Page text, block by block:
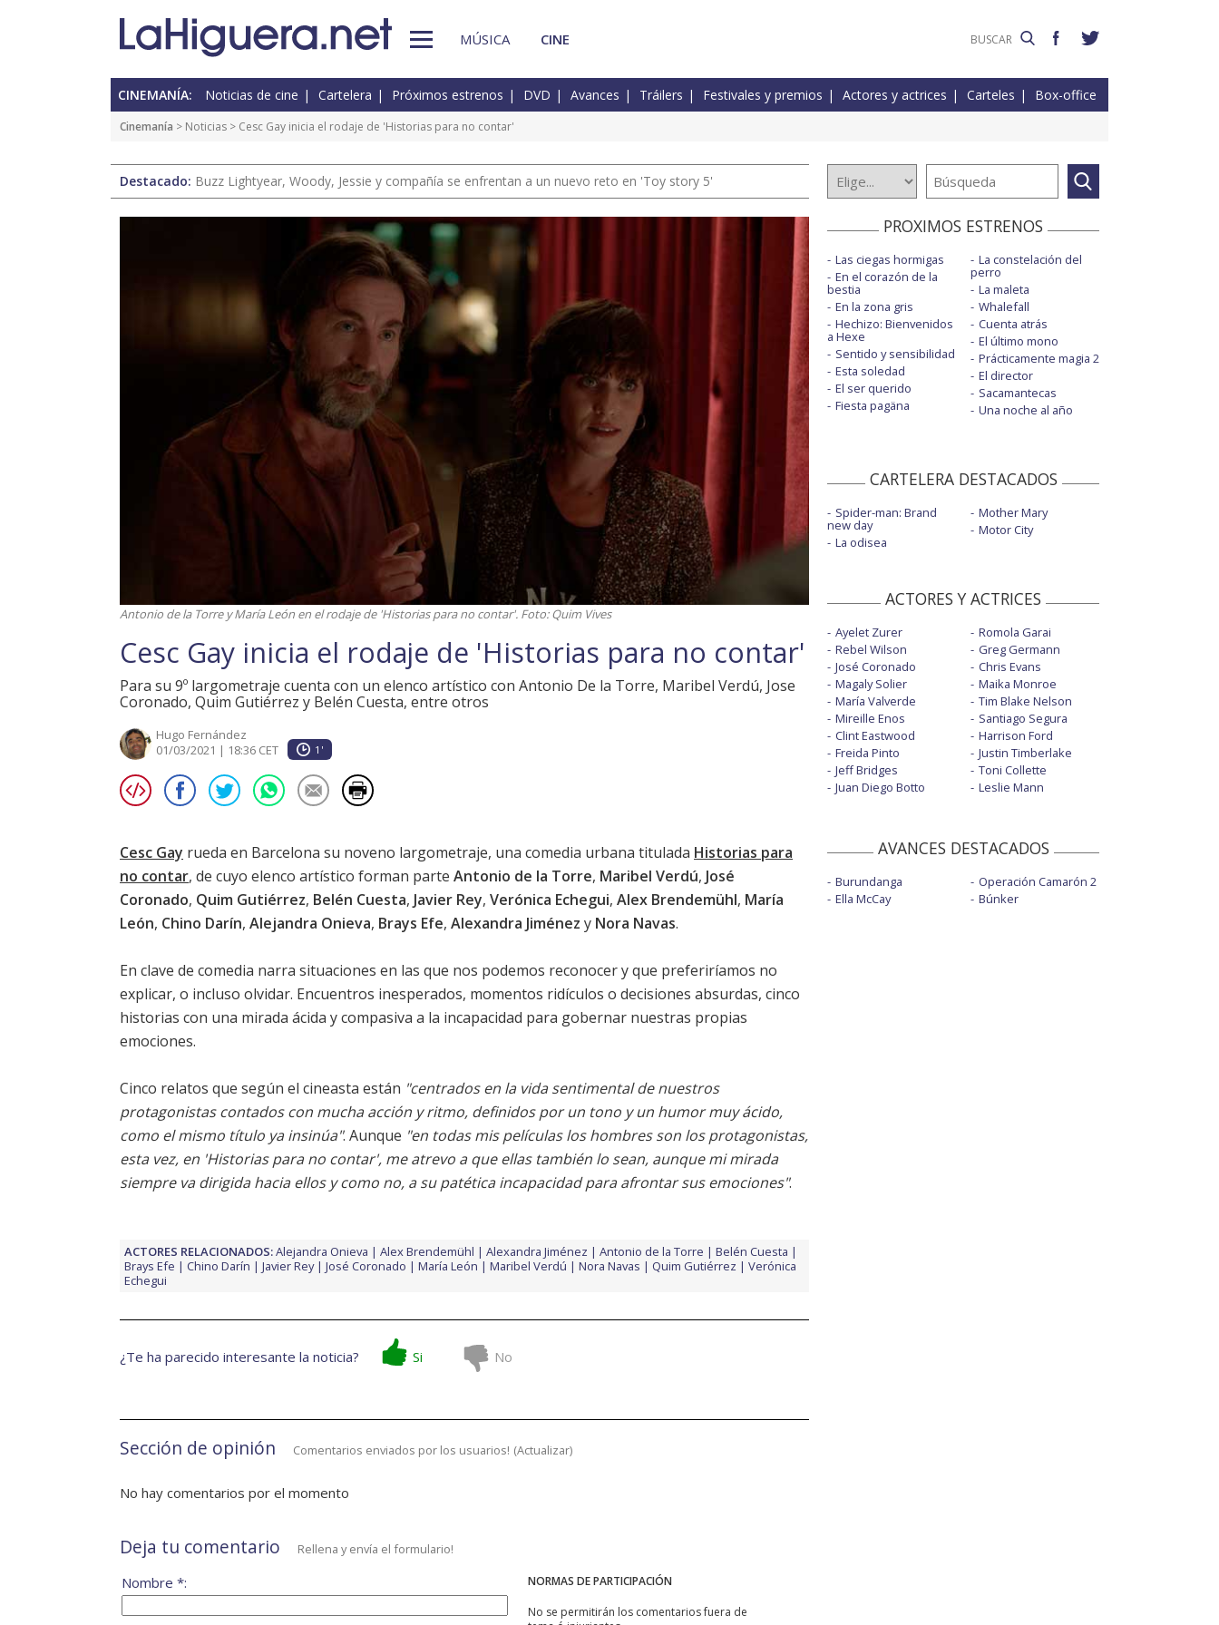
MÚSICA CINE
CINEMANÍA: Noticias de cine Cartelera Próximos estrenos DVD Avances Tráilers Festivales y premios Actores y actrices Carteles Box-office
Cinemanía > Noticias > Cesc Gay inicia el rodaje de 'Historias para no contar'
Destacado: Buzz Lightyear, Woody, Jessie y compañía se enfrentan a un nuevo reto en 'Toy story 5'
Antonio de la Torre y María León en el rodaje de 'Historias para no contar'. Foto: Quim Vives
Cesc Gay inicia el rodaje de 'Historias para no contar'
Para su 9º largometraje cuenta con un elenco artístico con Antonio De la Torre, Maribel Verdú, Jose
Coronado, Quim Gutiérrez y Belén Cuesta, entre otros
Hugo Fernández
01/03/2021 | 18:36 CET
1'
Cesc Gay rueda en Barcelona su noveno largometraje, una comedia urbana titulada Historias para
no contar, de cuyo elenco artístico forman parte Antonio de la Torre, Maribel Verdú, José
Coronado, Quim Gutiérrez, Belén Cuesta, Javier Rey, Verónica Echegui, Alex Brendemühl, María
León, Chino Darín, Alejandra Onieva, Brays Efe, Alexandra Jiménez y Nora Navas.
En clave de comedia narra situaciones en las que nos podemos reconocer y que preferiríamos no
explicar, o incluso olvidar. Encuentros inesperados, momentos ridículos o decisiones absurdas, cinco
historias con una mirada ácida y compasiva a la incapacidad para gobernar nuestras propias
emociones.
Cinco relatos que según el cineasta están "centrados en la vida sentimental de nuestros
protagonistas contados con mucha acción y ritmo, definidos por un tono y un humor muy ácido,
como el mismo título ya insinúa". Aunque "en todas mis películas los hombres son los protagonistas,
esta vez, en 'Historias para no contar', me atrevo a que ellas también lo sean, aunque mi mirada
siempre va dirigida hacia ellos y como no, a su patética incapacidad para afrontar sus emociones".
ACTORES RELACIONADOS:Alejandra Onieva Alex Brendemühl Alexandra Jiménez Antonio de la Torre
Belén Cuesta
Brays Efe
Chino Darín Javier Rey José Coronado María León Maribel Verdú Nora Navas Quim Gutiérrez
Verónica
Echegui
¿Te ha parecido interesante la noticia? Si No
Sección de opinión Comentarios enviados por los usuarios! (Actualizar)
No hay comentarios por el momento
Deja tu comentario Rellena y envía el formulario!
NORMAS DE PARTICIPACIÓN
No se permitirán los comentarios fuera de
Nombre *:
PROXIMOS ESTRENOS
Las ciegas hormigas
En el corazón de la
bestia
En la zona gris
Hechizo: Bienvenidos
a Hexe
Sentido y sensibilidad
Esta soledad
El ser querido
Fiesta pagäna
La constelación del
perro
La maleta
Whalefall
Cuenta atrás
El último mono
Prácticamente magia 2
El director
Sacamantecas
Una noche al año
CARTELERA DESTACADOS
Spider-man: Brand
new day
La odisea
Mother Mary
Motor City
ACTORES Y ACTRICES
Ayelet Zurer
Rebel Wilson
José Coronado
Magaly Solier
María Valverde
Mireille Enos
Clint Eastwood
Freida Pinto
Jeff Bridges
Juan Diego Botto
Romola Garai
Greg Germann
Chris Evans
Maika Monroe
Tim Blake Nelson
Santiago Segura
Harrison Ford
Justin Timberlake
Toni Collette
Leslie Mann
AVANCES DESTACADOS
Burundanga
Ella McCay
Operación Camarón 2
Búnker